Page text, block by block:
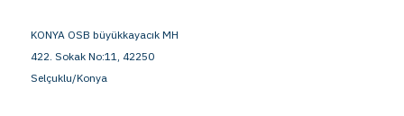
KONYA OSB büyükkayacık MH
422. Sokak No:11, 42250
Selçuklu/Konya